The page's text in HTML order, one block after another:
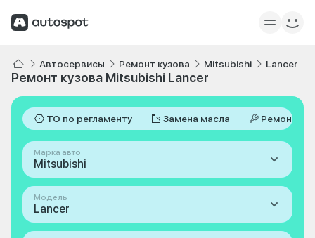
Автосервисы Ремонт кузова Mitsubishi Lancer
Ремонт кузова Mitsubishi Lancer
ТО по регламенту Замена масла Ремонт
Марка авто
Mitsubishi
Модель
Lancer